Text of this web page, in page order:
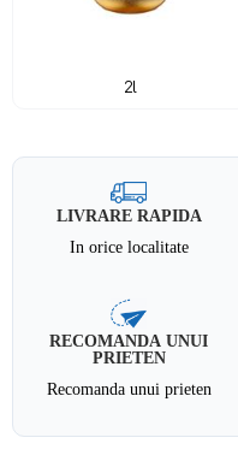
2l
LIVRARE RAPIDA
In orice localitate
RECOMANDA UNUI
PRIETEN
Recomanda unui prieten